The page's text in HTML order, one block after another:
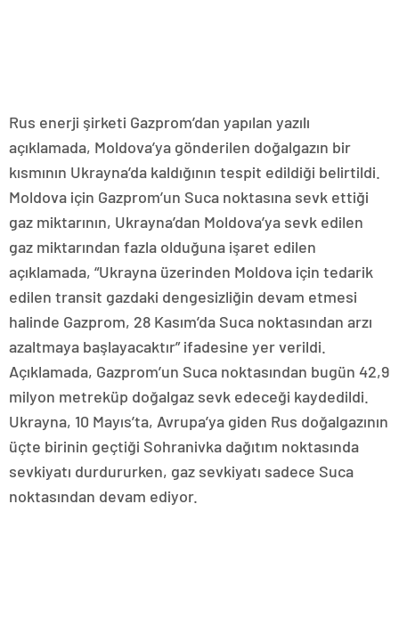
Rus enerji şirketi Gazprom’dan yapılan yazılı
açıklamada, Moldova’ya gönderilen doğalgazın bir
kısmının Ukrayna’da kaldığının tespit edildiği belirtildi.
Moldova için Gazprom’un Suca noktasına sevk ettiği
gaz miktarının, Ukrayna’dan Moldova’ya sevk edilen
gaz miktarından fazla olduğuna işaret edilen
açıklamada, “Ukrayna üzerinden Moldova için tedarik
edilen transit gazdaki dengesizliğin devam etmesi
halinde Gazprom, 28 Kasım’da Suca noktasından arzı
azaltmaya başlayacaktır” ifadesine yer verildi.
Açıklamada, Gazprom’un Suca noktasından bugün 42,9
milyon metreküp doğalgaz sevk edeceği kaydedildi.
Ukrayna, 10 Mayıs’ta, Avrupa’ya giden Rus doğalgazının
üçte birinin geçtiği Sohranivka dağıtım noktasında
sevkiyatı durdururken, gaz sevkiyatı sadece Suca
noktasından devam ediyor.